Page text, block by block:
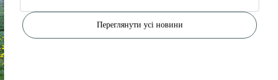
Переглянути усі новини